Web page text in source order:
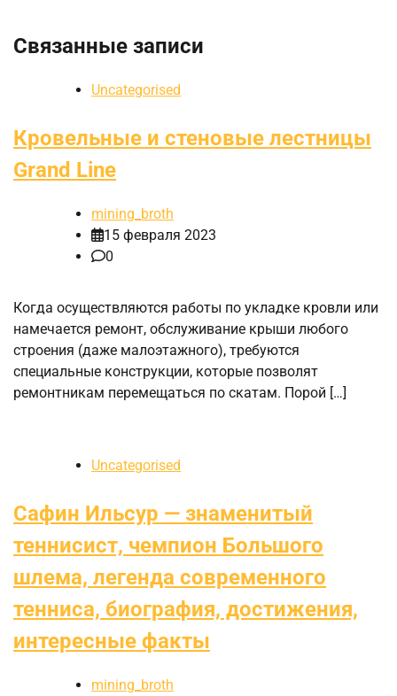
Связанные записи
Uncategorised
Кровельные и стеновые лестницы
Grand Line
mining_broth
15 февраля 2023
0
Когда осуществляются работы по укладке кровли или
намечается ремонт, обслуживание крыши любого
строения (даже малоэтажного), требуются
специальные конструкции, которые позволят
ремонтникам перемещаться по скатам. Порой […]
Uncategorised
Сафин Ильсур — знаменитый
теннисист, чемпион Большого
шлема, легенда современного
тенниса, биография, достижения,
интересные факты
mining_broth